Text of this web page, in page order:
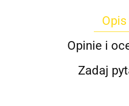
Opis
Opinie i
Zadaj